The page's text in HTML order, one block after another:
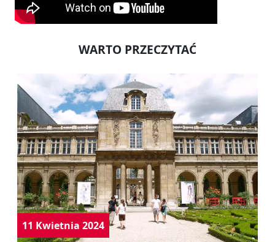
WARTO PRZECZYTAĆ
11 Kwietnia 2024